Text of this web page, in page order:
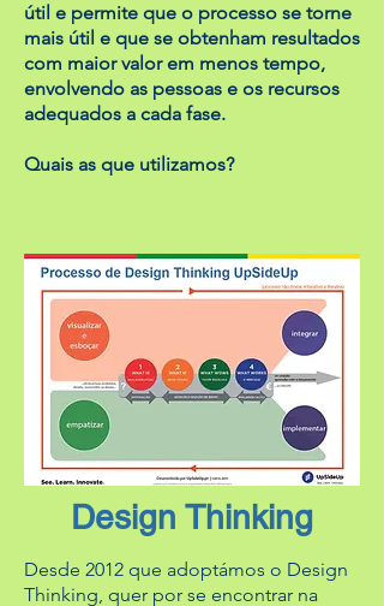
útil e permite que o processo se torne
mais útil e que se obtenham resultados
com maior valor em menos tempo,
envolvendo as pessoas e os recursos
adequados a cada fase.
Quais as que utilizamos?
Design Thinking
Desde 2012 que adoptámos o Design
Thinking, quer por se encontrar na